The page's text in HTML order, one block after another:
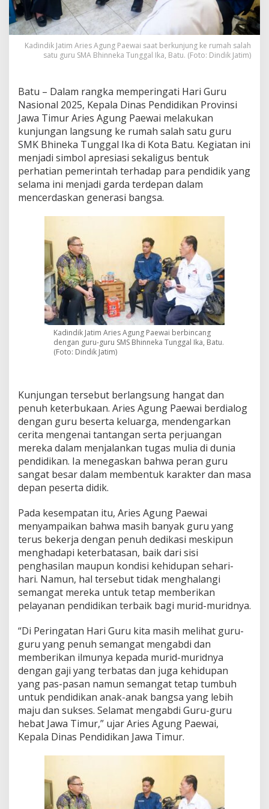
i
R
u
a
h
r
u
S
M
K
B
h
i
n
e
k
a
l
I
k
a
,
M
o
u
m
e
m
a
n
H
a
r
i
G
u
r
u
N
s
i
o
n
a
2
0
2
5
Kadindik Jatim Aries Agung Paewai saat berkunjung ke rumah salah
satu guru SMA Bhinneka Tunggal Ika, Batu. (Foto: Dindik Jatim)
Batu – Dalam rangka memperingati Hari Guru
Nasional 2025, Kepala Dinas Pendidikan Provinsi
Jawa Timur Aries Agung Paewai melakukan
kunjungan langsung ke rumah salah satu guru
SMK Bhineka Tunggal Ika di Kota Batu. Kegiatan ini
menjadi simbol apresiasi sekaligus bentuk
perhatian pemerintah terhadap para pendidik yang
selama ini menjadi garda terdepan dalam
mencerdaskan generasi bangsa.
Kadindik Jatim Aries Agung Paewai berbincang
dengan guru-guru SMS Bhinneka Tunggal Ika, Batu.
(Foto: Dindik Jatim)
Kunjungan tersebut berlangsung hangat dan
penuh keterbukaan. Aries Agung Paewai berdialog
dengan guru beserta keluarga, mendengarkan
cerita mengenai tantangan serta perjuangan
mereka dalam menjalankan tugas mulia di dunia
pendidikan. Ia menegaskan bahwa peran guru
sangat besar dalam membentuk karakter dan masa
depan peserta didik.
Pada kesempatan itu, Aries Agung Paewai
menyampaikan bahwa masih banyak guru yang
terus bekerja dengan penuh dedikasi meskipun
menghadapi keterbatasan, baik dari sisi
penghasilan maupun kondisi kehidupan sehari-
hari. Namun, hal tersebut tidak menghalangi
semangat mereka untuk tetap memberikan
pelayanan pendidikan terbaik bagi murid-muridnya.
“Di Peringatan Hari Guru kita masih melihat guru-
guru yang penuh semangat mengabdi dan
memberikan ilmunya kepada murid-muridnya
dengan gaji yang terbatas dan juga kehidupan
yang pas-pasan namun semangat tetap tumbuh
untuk pendidikan anak-anak bangsa yang lebih
maju dan sukses. Selamat mengabdi Guru-guru
hebat Jawa Timur,” ujar Aries Agung Paewai,
Kepala Dinas Pendidikan Jawa Timur.